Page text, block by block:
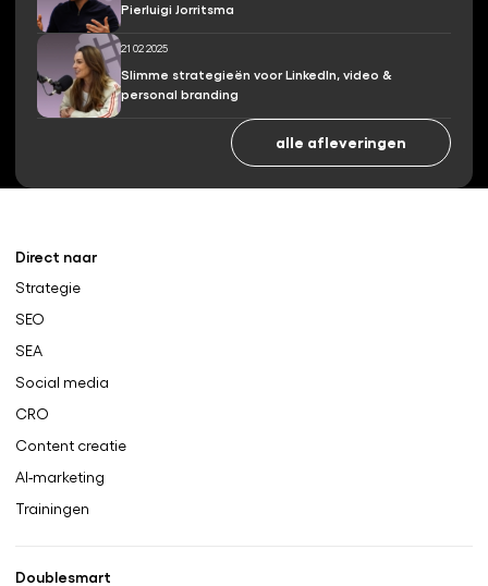
Pierluigi Jorritsma
21 02 2025
Slimme strategieën voor LinkedIn, video &
personal branding
alle afleveringen
Direct naar
Strategie
SEO
SEA
Social media
CRO
Content creatie
AI-marketing
Trainingen
Doublesmart